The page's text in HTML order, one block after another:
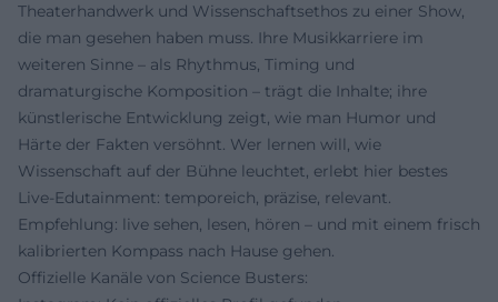
Theaterhandwerk und Wissenschaftsethos zu einer Show,
die man gesehen haben muss. Ihre Musikkarriere im
weiteren Sinne – als Rhythmus, Timing und
dramaturgische Komposition – trägt die Inhalte; ihre
künstlerische Entwicklung zeigt, wie man Humor und
Härte der Fakten versöhnt. Wer lernen will, wie
Wissenschaft auf der Bühne leuchtet, erlebt hier bestes
Live-Edutainment: temporeich, präzise, relevant.
Empfehlung: live sehen, lesen, hören – und mit einem frisch
kalibrierten Kompass nach Hause gehen.
Offizielle Kanäle von Science Busters: